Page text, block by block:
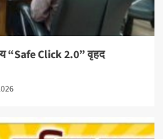
“Safe Click 2.0” वृहद